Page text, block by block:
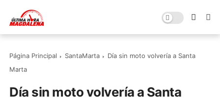
Página Principal SantaMarta
Día sin moto volvería a Santa
Marta
Día sin moto volvería a Santa